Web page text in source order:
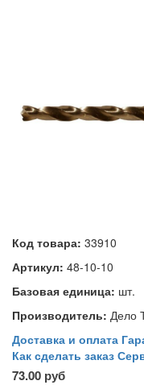
Код товара: 33910
Артикул: 48-10-10
Базовая единица: шт.
Производитель: Дело
Доставка и оплата
Как сделать заказ
73.00 руб